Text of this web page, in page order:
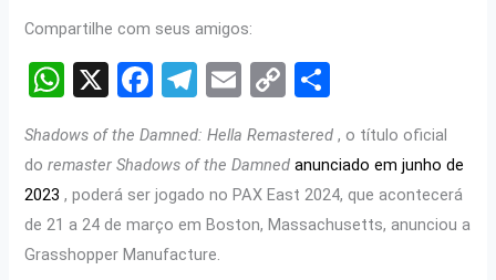
Compartilhe com seus amigos:
W
at
s
A
p
X
F
ce
b
o
o
T
e
gr
a
m
E
ail
C
py
Li
n
ar
e
Shadows of the Damned: Hella Remastered , o título oficial
do remaster Shadows of the Damnedanunciado em junho de
2023 , poderá ser jogado no PAX East 2024, que acontecerá
de 21 a 24 de março em Boston, Massachusetts, anunciou a
Grasshopper Manufacture.